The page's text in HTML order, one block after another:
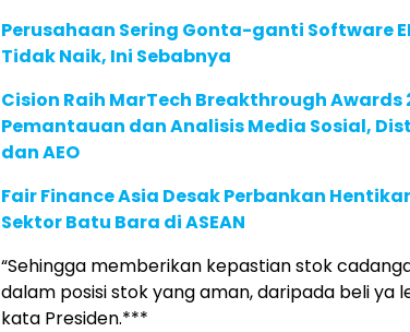
Perusahaan Sering Gonta-ganti Software
Tidak Naik, Ini Sebabnya
Cision Raih MarTech Breakthrough Awards
Pemantauan dan Analisis Media Sosial,
dan AEO
Fair Finance Asia Desak Perbankan
Sektor Batu Bara di ASEAN
“Sehingga memberikan kepastian stok
dalam posisi stok yang aman, daripada beli ya
kata Presiden.***